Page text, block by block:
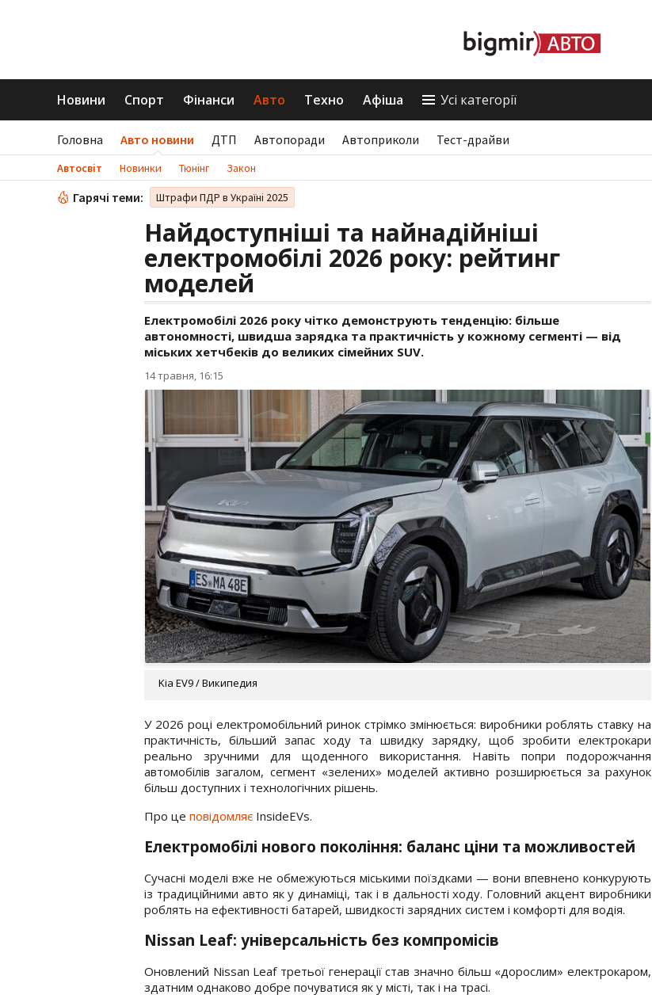
Новини Спорт Фінанси Авто Техно Афіша Усі категорії
Головна Авто новини ДТП Автопоради Автоприколи Тест-драйви
Автосвіт Новинки Тюнінг Закон
Гарячі теми: Штрафи ПДР в Україні 2025
Найдоступніші та найнадійніші
електромобілі 2026 року: рейтинг
моделей
Електромобілі 2026 року чітко демонструють тенденцію: більше
автономності, швидша зарядка та практичність у кожному сегменті — від
міських хетчбеків до великих сімейних SUV.
14 травня, 16:15
Kia EV9 / Википедия
У 2026 році електромобільний ринок стрімко змінюється: виробники роблять ставку на
практичність, більший запас ходу та швидку зарядку, щоб зробити електрокари
реально зручними для щоденного використання. Навіть попри подорожчання
автомобілів загалом, сегмент «зелених» моделей активно розширюється за рахунок
більш доступних і технологічних рішень.
Про це повідомляє InsideEVs.
Електромобілі нового покоління: баланс ціни та можливостей
Сучасні моделі вже не обмежуються міськими поїздками — вони впевнено конкурують
із традиційними авто як у динаміці, так і в дальності ходу. Головний акцент виробники
роблять на ефективності батарей, швидкості зарядних систем і комфорті для водія.
Nissan Leaf: універсальність без компромісів
Оновлений Nissan Leaf третьої генерації став значно більш «дорослим» електрокаром,
здатним однаково добре почуватися як у місті, так і на трасі.